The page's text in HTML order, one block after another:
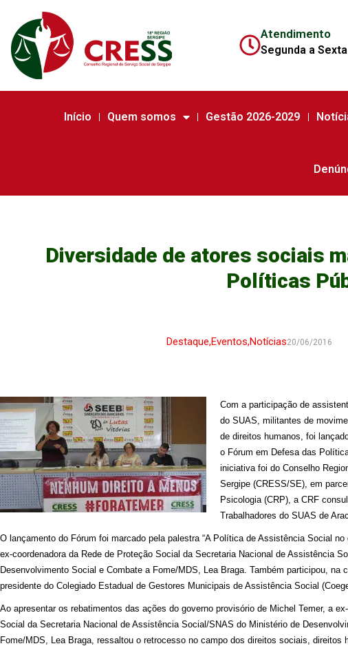
Atendimento
Segunda a
Início Quem somos Gestão 2026-2029
Diversidade de atores sociais
Políticas
Destaque,Eventos,Notícias20/06/2016
Com a participação de
do SUAS, militantes de
de direitos humanos, foi
o Fórum em Defesa das
iniciativa foi do Conselho
Sergipe (CRESS/SE), em
Psicologia (CRP), a CRF
Trabalhadores do SUAS de
O lançamento do Fórum foi marcado pela palestra “A Política de Assistência Social
ex-coordenadora da Rede de Proteção Social da Secretaria Nacional de Assistência
Desenvolvimento Social e Combate a Fome/MDS, Lea Braga. Também participou, na
presidente do Colegiado Estadual de Gestores Municipais de Assistência Social
Ao apresentar os rebatimentos das ações do governo provisório de Michel Temer, a
Social da Secretaria Nacional de Assistência Social/SNAS do Ministério de
Fome/MDS, Lea Braga, ressaltou o retrocesso no campo dos direitos sociais, direitos